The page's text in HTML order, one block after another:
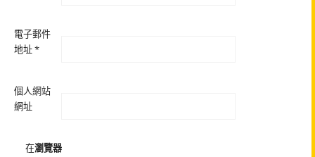
電子郵件
地址*
個人網站
網址
在瀏覽器